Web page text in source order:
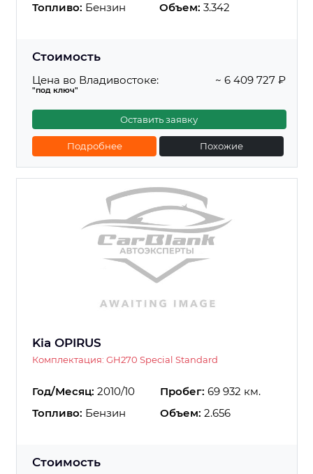
Топливо: Бензин Объем: 3.342
Стоимость
Цена во Владивостоке:
"под ключ"
~ 6 409 727 ₽
Оставить заявку
Подробнее Похожие
Kia OPIRUS
Комплектация: GH270 Special Standard
Год/Месяц: 2010/10 Пробег: 69 932 км.
Топливо: Бензин Объем: 2.656
Стоимость